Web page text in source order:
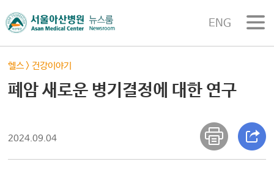
ENG
헬스 > 건강이야기
폐암 새로운 병기결정에 대한 연구
2024.09.04